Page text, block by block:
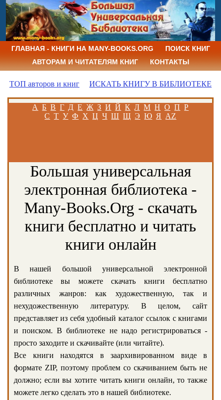
ГЛАВНАЯ - КНИГИ НА MANY-BOOKS.ORG
ПОИСК КНИГ
АВТОРАМ И ЧИТАТЕЛЯМ КНИГ
КОНТАКТЫ
ТОП авторов и книг ИСКАТЬ КНИГУ В БИБЛИОТЕКЕ
А Б В Г Д Е Ж З И Й К Л М Н О П Р
С Т У Ф Х Ц Ч Ш Щ Э Ю Я AZ
Большая универсальная
электронная библиотека -
Many-Books.Org - скачать
книги бесплатно и читать
книги онлайн
В нашей большой универсальной электронной
библиотеке вы можете скачать книги бесплатно
различных жанров: как художественную, так и
нехудожественную литературу. В целом, сайт
представляет из себя удобный каталог ссылок с книгами
и поиском. В библиотеке не надо регистрироваться -
просто заходите и скачивайте (или читайте).
Все книги находятся в заархивированном виде в
формате ZIP, поэтому проблем со скачиванием быть не
должно; если вы хотите читать книги онлайн, то также
можете легко сделать это в нашей библиотеке.